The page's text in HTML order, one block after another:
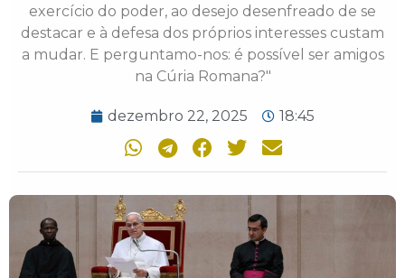
exercício do poder, ao desejo desenfreado de se
destacar e à defesa dos próprios interesses custam
a mudar. E perguntamo-nos: é possível ser amigos
na Cúria Romana?"
dezembro 22, 2025 18:45